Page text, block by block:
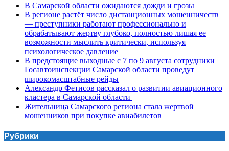
В Самарской области ожидаются дожди и грозы
В регионе растёт число дистанционных мошенничеств
— преступники работают профессионально и
обрабатывают жертву глубоко, полностью лишая ее
возможности мыслить критически, используя
психологическое давление
В предстоящие выходные с 7 по 9 августа сотрудники
Госавтоинспекции Самарской области проведут
широкомасштабные рейды
Александр Фетисов рассказал о развитии авиационного
кластера в Самарской области
Жительница Самарского региона стала жертвой
мошенников при покупке авиабилетов
Рубрики